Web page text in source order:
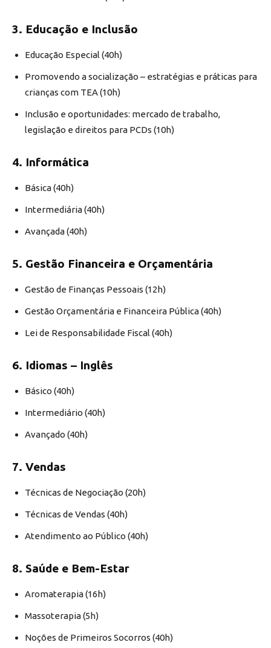
3. Educação e Inclusão
Educação Especial (40h)
Promovendo a socialização – estratégias e práticas para
crianças com TEA (10h)
Inclusão e oportunidades: mercado de trabalho,
legislação e direitos para PCDs (10h)
4. Informática
Básica (40h)
Intermediária (40h)
Avançada (40h)
5. Gestão Financeira e Orçamentária
Gestão de Finanças Pessoais (12h)
Gestão Orçamentária e Financeira Pública (40h)
Lei de Responsabilidade Fiscal (40h)
6. Idiomas – Inglês
Básico (40h)
Intermediário (40h)
Avançado (40h)
7. Vendas
Técnicas de Negociação (20h)
Técnicas de Vendas (40h)
Atendimento ao Público (40h)
8. Saúde e Bem-Estar
Aromaterapia (16h)
Massoterapia (5h)
Noções de Primeiros Socorros (40h)